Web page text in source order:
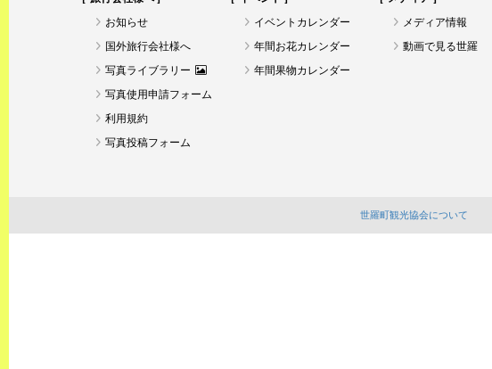
お知らせ
国外旅行会社様へ
写真ライブラリー
写真使用申請フォーム
利用規約
写真投稿フォーム
イベントカレンダー
年間お花カレンダー
年間果物カレンダー
メディア情報
動画で見る世羅
世羅町観光協会について